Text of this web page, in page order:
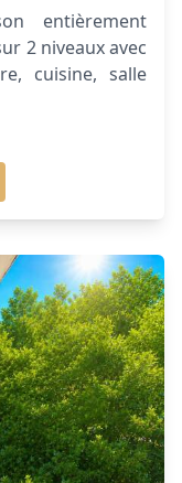
entièrement
2 niveaux avec
cuisine, salle